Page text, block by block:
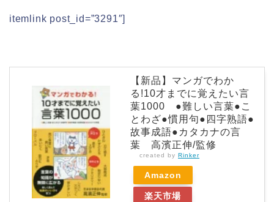
itemlink post_id=”3291″]
【新品】マンガでわか
る!10才までに覚えたい言
葉1000 ●難しい言葉●こ
とわざ●慣用句●四字熟語●
故事成語●カタカナの言
葉 高濱正伸/監修
created by Rinker
Amazon
楽天市場